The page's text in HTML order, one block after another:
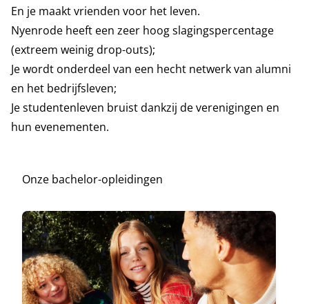
En je maakt vrienden voor het leven.
Nyenrode heeft een zeer hoog slagingspercentage
(extreem weinig drop-outs);
Je wordt onderdeel van een hecht netwerk van alumni
en het bedrijfsleven;
Je studentenleven bruist dankzij de verenigingen en
hun evenementen.
Onze bachelor-opleidingen